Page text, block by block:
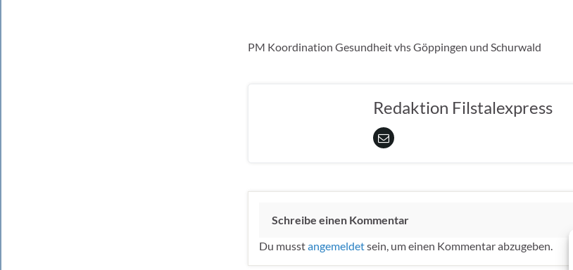
PM Koordination Gesundheit vhs Göppingen und Schurwald
Redaktion Filstalexpress
Schreibe einen Kommentar
Du musstangemeldetsein, um einen Kommentar abzugeben.